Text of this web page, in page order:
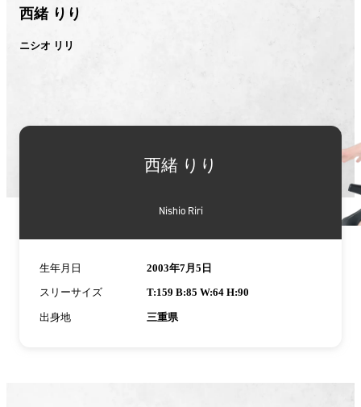
西緒 りり
ニシオ リリ
西緒 りり
Nishio Riri
生年月日 2003年7月5日
スリーサイズ T:159 B:85 W:64 H:90
出身地 三重県